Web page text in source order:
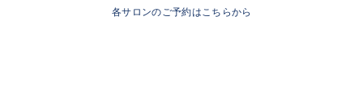
各サロンのご予約はこちらから